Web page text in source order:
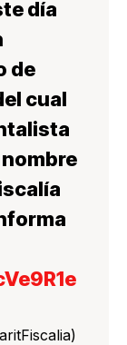
día
de
cual